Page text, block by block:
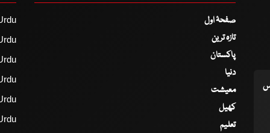
صفحۂ اول
تازہ ترین
پاکستان
دنیا
معیشت
کھیل
تعلیم